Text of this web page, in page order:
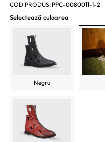
COD PRODUS: PPC-0080011-1-2
Selectează culoarea
Negru